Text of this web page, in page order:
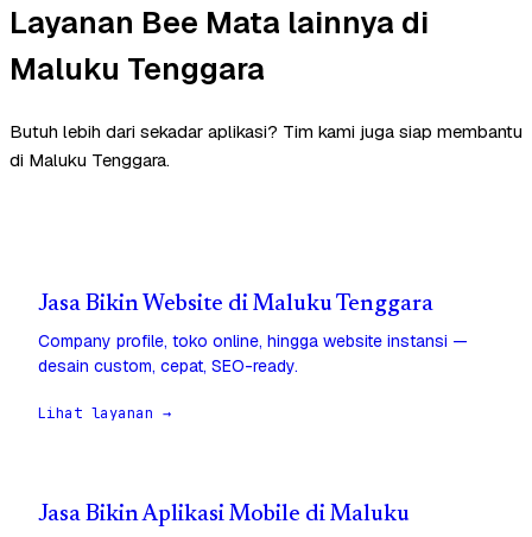
Layanan Bee Mata lainnya di
Maluku Tenggara
Butuh lebih dari sekadar aplikasi? Tim kami juga siap membantu
di Maluku Tenggara.
Jasa Bikin Website di Maluku Tenggara
Company profile, toko online, hingga website instansi —
desain custom, cepat, SEO-ready.
Lihat layanan →
Jasa Bikin Aplikasi Mobile di Maluku